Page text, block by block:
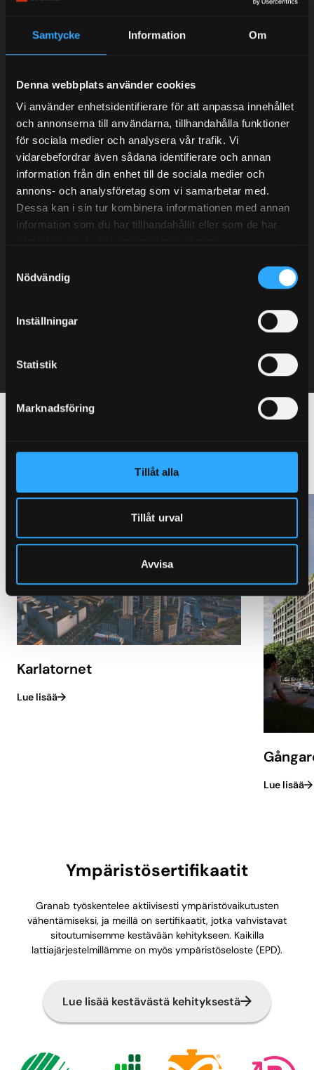
Samtycke Information Om
Denna webbplats använder cookies
Vi använder enhetsidentifierare för att anpassa innehållet
och annonserna till användarna, tillhandahålla funktioner
för sociala medier och analysera vår trafik. Vi
vidarebefordrar även sådana identifierare och annan
information från din enhet till de sociala medier och
annons- och analysföretag som vi samarbetar med.
Dessa kan i sin tur kombinera informationen med annan
information som du har tillhandahållit eller som de har
Nödvändig
Inställningar
Statistik
Marknadsföring
Tillåt alla
Tillåt urval
Avvisa
Do you want to work with us?
Contact our experienced sales representatives to find
Matti Kekäläinen
Myynti
joissa on Granab
Karlatornet
Lue lisää
Lue lisää
Ympäristösertifikaatit
Granab työskentelee aktiivisesti ympäristövaikutusten
vähentämiseksi, ja meillä on sertifikaatit, jotka vahvistavat
sitoutumisemme kestävään kehitykseen. Kaikilla
lattiajärjestelmillämme on myös ympäristöseloste (EPD).
Lue lisää kestävästä kehityksestä